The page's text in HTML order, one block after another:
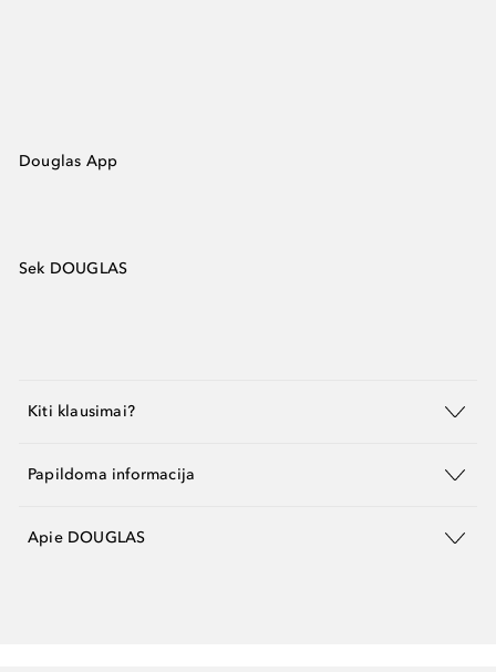
Douglas App
Sek DOUGLAS
Kiti klausimai?
Papildoma informacija
Apie DOUGLAS